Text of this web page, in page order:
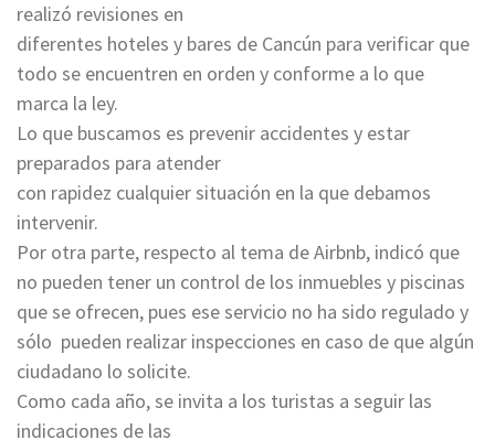
realizó revisiones en
diferentes hoteles y bares de Cancún para verificar que
todo se encuentren en orden y conforme a lo que
marca la ley.
Lo que buscamos es prevenir accidentes y estar
preparados para atender
con rapidez cualquier situación en la que debamos
intervenir.
Por otra parte, respecto al tema de Airbnb, indicó que
no pueden tener un control de los inmuebles y piscinas
que se ofrecen, pues ese servicio no ha sido regulado y
sólo pueden realizar inspecciones en caso de que algún
ciudadano lo solicite.
Como cada año, se invita a los turistas a seguir las
indicaciones de las